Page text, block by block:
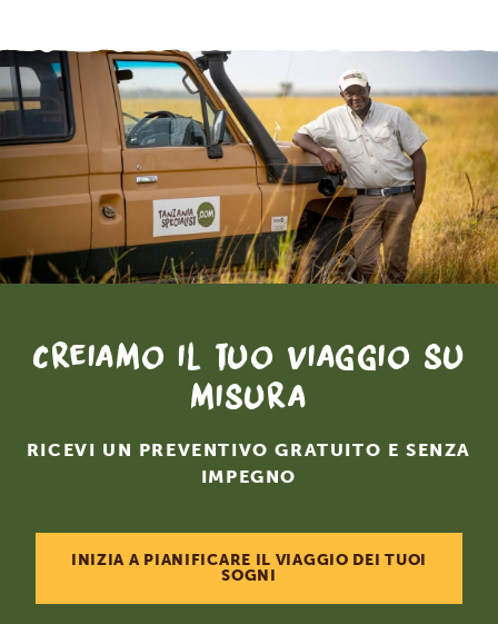
Creiamo il tuo viaggio su
misura
RICEVI UN PREVENTIVO GRATUITO E SENZA
IMPEGNO
INIZIA A PIANIFICARE IL VIAGGIO DEI TUOI
SOGNI